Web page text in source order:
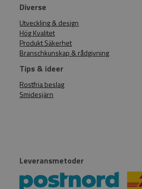
Diverse
Utveckling & design
Hög Kvalitet
Produkt Säkerhet
Branschkunskap & rådgivning
Tips & ideer
Rostfria beslag
Smidesjärn
Leveransmetoder